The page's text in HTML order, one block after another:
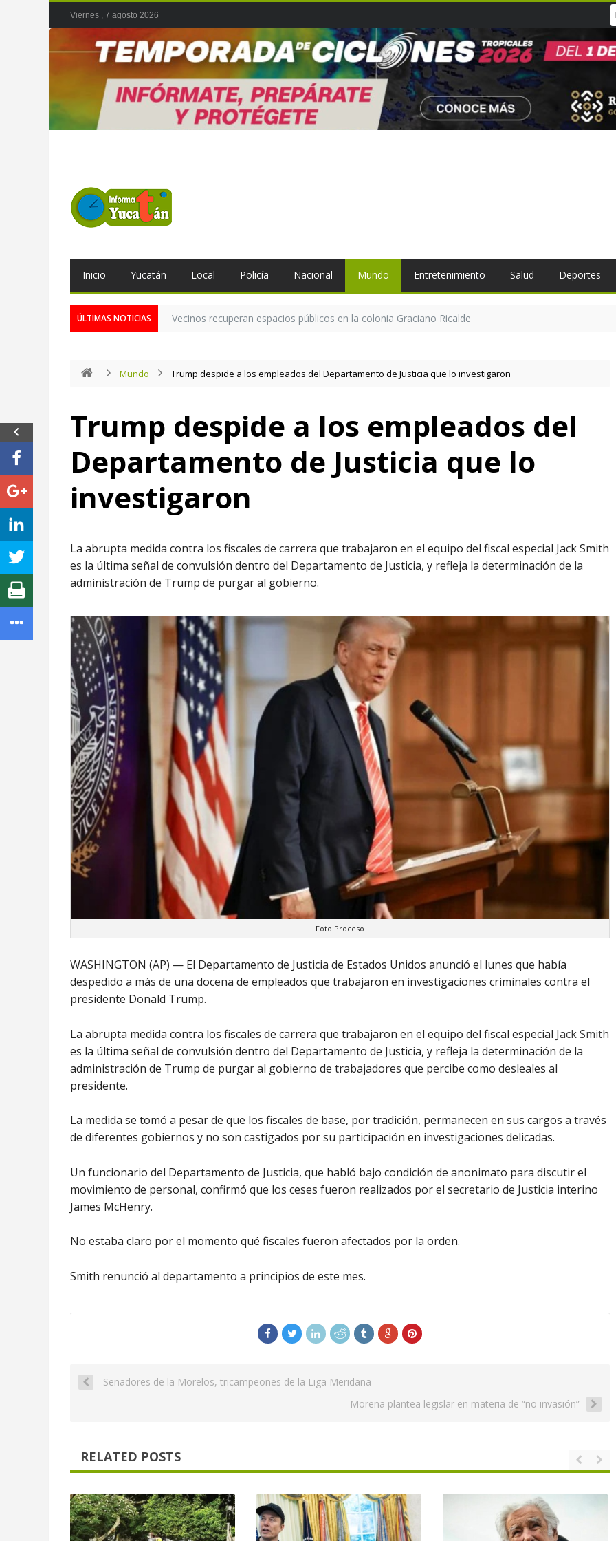
Viernes , 7 agosto 2026
Inicio Yucatán Local Policía Nacional Mundo Entretenimiento Salud Deportes
ÚLTIMAS NOTICIAS Vecinos recuperan espacios públicos en la colonia Graciano Ricalde
Mundo Trump despide a los empleados del Departamento de Justicia que lo investigaron
Trump despide a los empleados del
Departamento de Justicia que lo
investigaron
La abrupta medida contra los fiscales de carrera que trabajaron en el equipo del fiscal especial Jack Smith
es la última señal de convulsión dentro del Departamento de Justicia, y refleja la determinación de la
administración de Trump de purgar al gobierno.
Foto Proceso
WASHINGTON (AP) — El Departamento de Justicia de Estados Unidos anunció el lunes que había
despedido a más de una docena de empleados que trabajaron en investigaciones criminales contra el
presidente Donald Trump.
La abrupta medida contra los fiscales de carrera que trabajaron en el equipo del fiscal especial Jack Smith
es la última señal de convulsión dentro del Departamento de Justicia, y refleja la determinación de la
administración de Trump de purgar al gobierno de trabajadores que percibe como desleales al
presidente.
La medida se tomó a pesar de que los fiscales de base, por tradición, permanecen en sus cargos a través
de diferentes gobiernos y no son castigados por su participación en investigaciones delicadas.
Un funcionario del Departamento de Justicia, que habló bajo condición de anonimato para discutir el
movimiento de personal, confirmó que los ceses fueron realizados por el secretario de Justicia interino
James McHenry.
No estaba claro por el momento qué fiscales fueron afectados por la orden.
Smith renunció al departamento a principios de este mes.
Senadores de la Morelos, tricampeones de la Liga Meridana
Morena plantea legislar en materia de “no invasión”
RELATED POSTS